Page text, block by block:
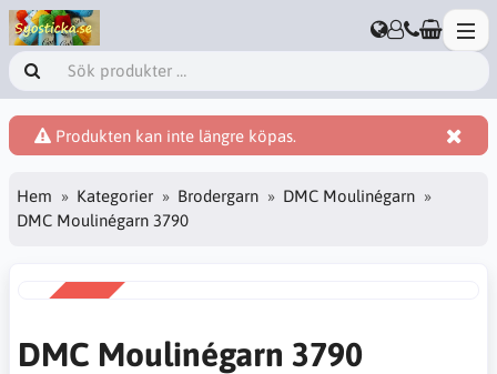
Produkten kan inte längre köpas.
Hem Kategorier Brodergarn
DMC Moulinégarn
DMC Moulinégarn 3790
DMC Moulinégarn 3790